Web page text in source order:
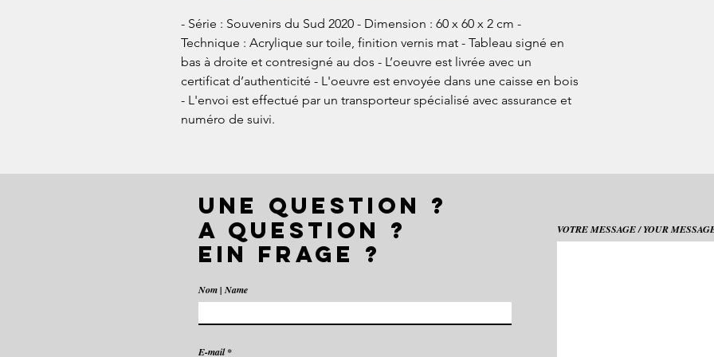
- Série : Souvenirs du Sud 2020 - Dimension : 60 x 60 x 2 cm -
Technique : Acrylique sur toile, finition vernis mat - Tableau signé en
bas à droite et contresigné au dos - L’oeuvre est livrée avec un
certificat d’authenticité - L'oeuvre est envoyée dans une caisse en bois
- L'envoi est effectué par un transporteur spécialisé avec assurance et
numéro de suivi.
EIN FRAGE ?
UNE QUESTION ?
A QUESTION ?
Nom | Name
E-mail
VOTRE MESSAGE / YOUR